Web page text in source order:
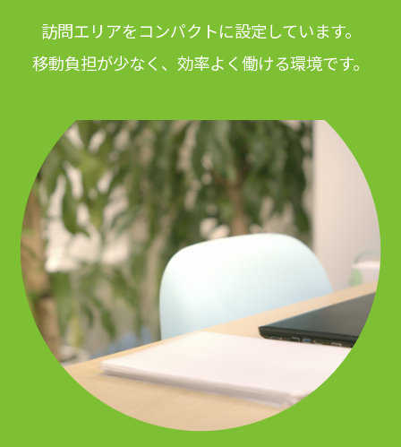
訪問エリアをコンパクトに設定しています。
移動負担が少なく、効率よく働ける環境です。